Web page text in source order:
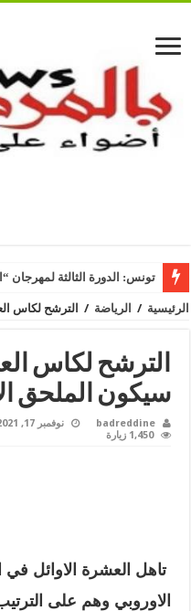
تونس: الدورة الثالثة لمهرجان
الرئيسية / الرياضة / الترشح لكاس
الترشح لكاس
سيكون الملحق
badreddine نوفمبر 17, 2021
1,450 زيارة
تاهل العشرة الاوائل في